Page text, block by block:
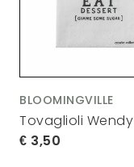
BLOOMINGVILLE
Tovaglioli Wendy
3,50